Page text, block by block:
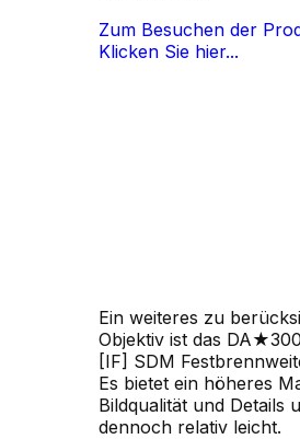
Zum Besuchen der
Klicken Sie hier...
Ein weiteres zu
Objektiv ist das
[IF] SDM
Es bietet ein höheres
Bildqualität und Details
dennoch relativ leicht.